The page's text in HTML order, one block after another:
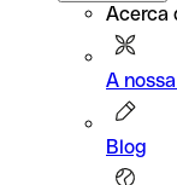
Acerca
A
Blog